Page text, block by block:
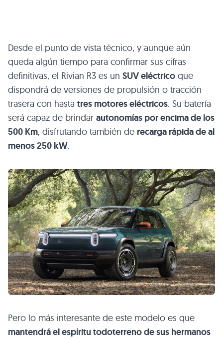
Desde el punto de vista técnico, y aunque aún
queda algún tiempo para confirmar sus cifras
definitivas, el Rivian R3 es un SUV eléctrico que
dispondrá de versiones de propulsión o tracción
trasera con hasta tres motores eléctricos. Su batería
será capaz de brindar autonomías por encima de los
500 Km, disfrutando también de recarga rápida de al
menos 250 kW.
Pero lo más interesante de este modelo es que
mantendrá el espíritu todoterreno de sus hermanos